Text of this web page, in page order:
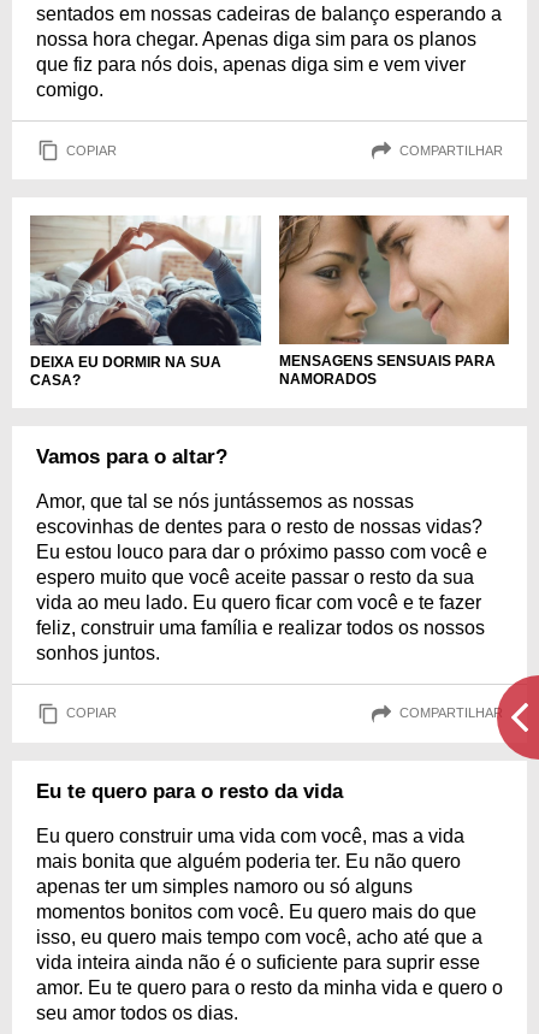
sentados em nossas cadeiras de balanço esperando a
nossa hora chegar. Apenas diga sim para os planos
que fiz para nós dois, apenas diga sim e vem viver
comigo.
COPIAR COMPARTILHAR
DEIXA EU DORMIR NA SUA
CASA?
MENSAGENS SENSUAIS PARA
NAMORADOS
Vamos para o altar?
Amor, que tal se nós juntássemos as nossas
escovinhas de dentes para o resto de nossas vidas?
Eu estou louco para dar o próximo passo com você e
espero muito que você aceite passar o resto da sua
vida ao meu lado. Eu quero ficar com você e te fazer
feliz, construir uma família e realizar todos os nossos
sonhos juntos.
COPIAR COMPARTILHAR
Eu te quero para o resto da vida
Eu quero construir uma vida com você, mas a vida
mais bonita que alguém poderia ter. Eu não quero
apenas ter um simples namoro ou só alguns
momentos bonitos com você. Eu quero mais do que
isso, eu quero mais tempo com você, acho até que a
vida inteira ainda não é o suficiente para suprir esse
amor. Eu te quero para o resto da minha vida e quero o
seu amor todos os dias.